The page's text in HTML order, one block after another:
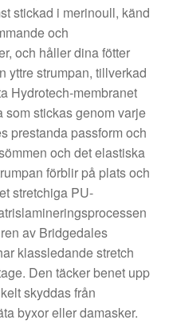
stickad i merinoull, känd
och
och håller dina fötter
yttre strumpan, tillverkad
Hydrotech-membranet
som stickas genom varje
prestanda passform och
och det elastiska
förblir på plats och
stretchiga PU-
av Bridgedales
klassledande stretch
Den täcker benet upp
skyddas från
byxor eller damasker.